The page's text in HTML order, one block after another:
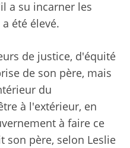
a su incarner les
été élevé.
de justice, d'équité
de son père, mais
du
à l'extérieur, en
à faire ce
son père, selon Leslie